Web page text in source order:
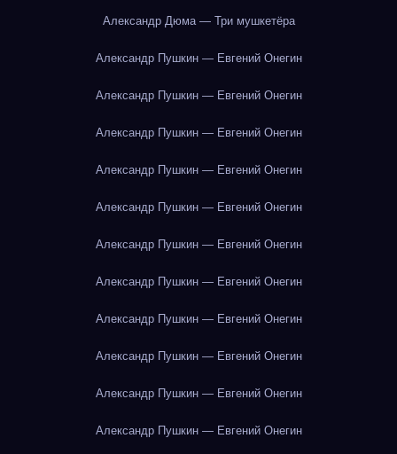
Александр Дюма — Три мушкетёра
Александр Пушкин — Евгений Онегин
Александр Пушкин — Евгений Онегин
Александр Пушкин — Евгений Онегин
Александр Пушкин — Евгений Онегин
Александр Пушкин — Евгений Онегин
Александр Пушкин — Евгений Онегин
Александр Пушкин — Евгений Онегин
Александр Пушкин — Евгений Онегин
Александр Пушкин — Евгений Онегин
Александр Пушкин — Евгений Онегин
Александр Пушкин — Евгений Онегин